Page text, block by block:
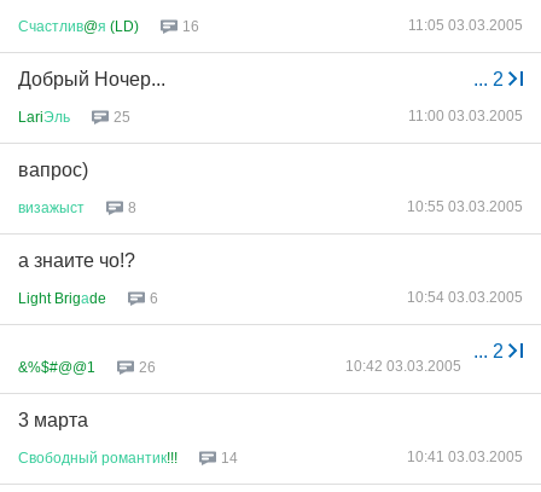
Счастлив@я (LD) 16 11:05 03.03.2005
... 2
Добрый Ночер...
LariЭль 25 11:00 03.03.2005
вапрос)
визажыст 8 10:55 03.03.2005
а знаите чо!?
Light Brigаde 6 10:54 03.03.2005
... 2
&%$#@@1 26 10:42 03.03.2005
3 марта
Свободный романтик!!! 14 10:41 03.03.2005